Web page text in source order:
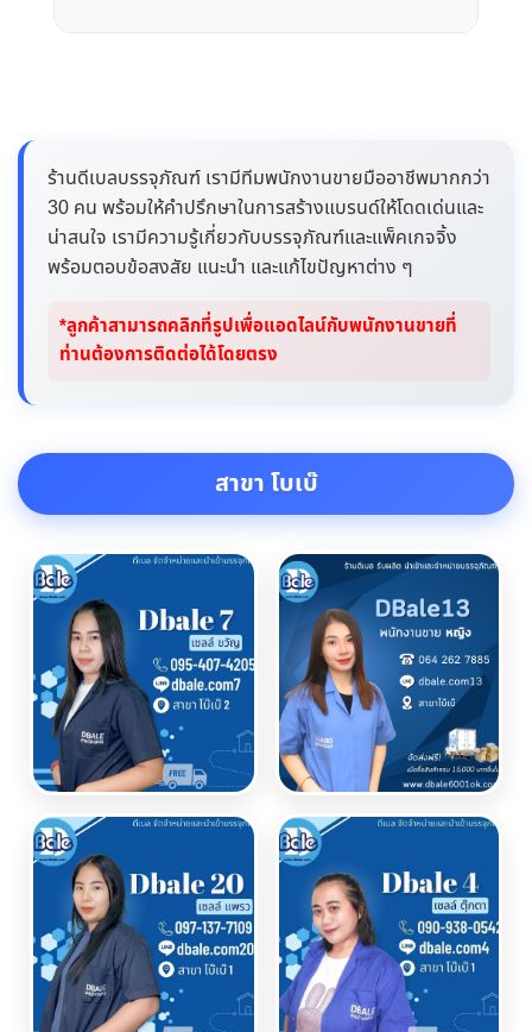
ร้านดีเบลบรรจุภัณฑ์ เรามีทีมพนักงานขายมืออาชีพมากกว่า
30 คน พร้อมให้คำปรึกษาในการสร้างแบรนด์ให้โดดเด่นและ
น่าสนใจ เรามีความรู้เกี่ยวกับบรรจุภัณฑ์และแพ็คเกจจิ้ง
พร้อมตอบข้อสงสัย แนะนำ และแก้ไขปัญหาต่าง ๆ
*ลูกค้าสามารถคลิกที่รูปเพื่อแอดไลน์กับพนักงานขายที่
ท่านต้องการติดต่อได้โดยตรง
สาขา โบเบ๊